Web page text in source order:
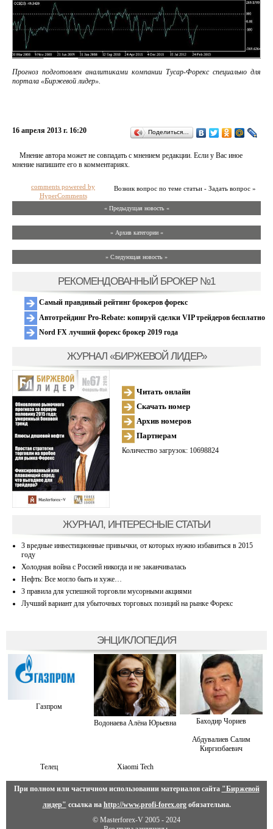
Прогноз подготовлен аналитиками компании Тусар-Форекс специально для
портала «Биржевой лидер».
16 апреля 2013 г. 16:20 Поделиться…
Мнение автора может не совпадать с мнением редакции. Если у Вас иное
мнение напишите его в комментариях.
Возник вопрос по теме статьи - Задать вопрос »
comments powered by
HyperComments
« Предыдущая новость «
» Архив категории «
» Следующая новость »
РЕКОМЕНДОВАННЫЙ БРОКЕР №1
Самый правдивый рейтинг брокеров форекс
Автотрейдинг Pro-Rebate: копируй сделки VIP трейдеров бесплатно
Nord FX лучший форекс брокер 2019 года
ЖУРНАЛ «БИРЖЕВОЙ ЛИДЕР»
Читать онлайн
Скачать номер
Архив номеров
Партнерам
Количество загрузок: 10698824
ЖУРНАЛ, ИНТЕРЕСНЫЕ СТАТЬИ
3 вредные инвестиционные привычки, от которых нужно избавиться в 2015
году
Холодная война с Россией никогда и не заканчивалась
Нефть: Все могло быть и хуже…
3 правила для успешной торговли мусорными акциями
Лучший вариант для убыточных торговых позиций на рынке Форекс
ЭНЦИКЛОПЕДИЯ
Газпром
Водонаева Алёна Юрьевна
Баходир Чориев
Абдувалиев Салим
Киргизбаевич
Телец Xiaomi Tech
При полном или частичном использовании материалов сайта "Биржевой
лидер" ссылка на http://www.profi-forex.orgобязательна.
© Masterforex-V 2005 - 2024